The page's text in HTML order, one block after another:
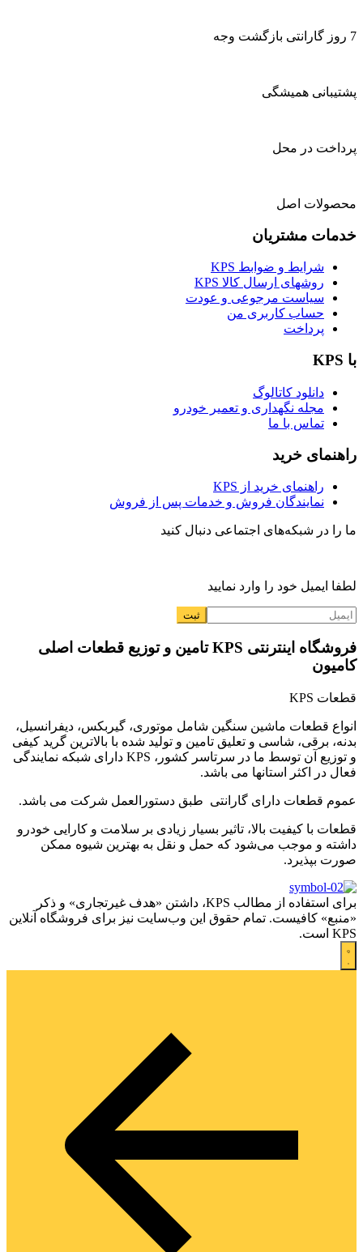
7 روز گارانتی بازگشت وجه
پشتیبانی همیشگی
پرداخت در محل
محصولات اصل
خدمات مشتریان
شرایط و ضوابط KPS
روشهای ارسال کالا KPS
سیاست مرجوعی و عودت
حساب کاربری من
پرداخت
با KPS
دانلود کاتالوگ
مجله نگهداری و تعمیر خودرو
تماس با ما
راهنمای خرید
راهنمای خرید از KPS
نمایندگان فروش و خدمات پس از فروش
ما را در شبکه‌های اجتماعی دنبال کنید
لطفا ایمیل خود را وارد نمایید
فروشگاه اینترنتی KPS تامین و توزیع قطعات اصلی
کامیون
قطعات KPS
انواع قطعات ماشین سنگین شامل موتوری، گیربکس، دیفرانسیل،
بدنه، برقی، شاسی و تعلیق تامین و تولید شده با بالاترین گرید کیفی
و توزیع آن توسط ما در سرتاسر کشور، KPS دارای شبکه نمایندگی
فعال در اکثر استانها می باشد.
عموم قطعات دارای گارانتی طبق دستورالعمل شرکت می باشد.
قطعات با کیفیت بالا، تاثیر بسیار زیادی بر سلامت و کارایی خودرو
داشته و موجب می‌شود که حمل و نقل به بهترین شیوه ممکن
صورت بپذیرد.
برای استفاده از مطالب KPS، داشتن «هدف غیرتجاری» و ذکر
«منبع» کافیست. تمام حقوق اين وب‌سايت نیز برای فروشگاه آنلاین
KPS است.